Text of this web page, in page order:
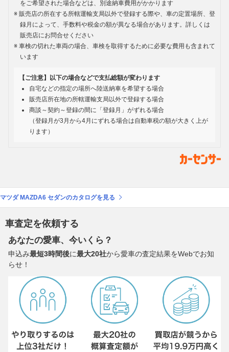
をご希望された場合などは、別途納車費用がかかります
販売店の所在する所轄運輸支局以外で登録する際や、車の定置場所、登
録月によって、手数料や税金の額が異なる場合があります。詳しくは
販売店にお問合せください
車検の切れた車両の場合、車検を取得するために必要な費用も含まれて
います
【ご注意】以下の場合などで支払総額が変わります
自宅などの指定の場所へ陸送納車を希望する場合
販売店所在地の所轄運輸支局以外で登録する場合
商談～契約～登録の間に「登録月」がずれる場合
（登録月が3月から4月にずれる場合は自動車税の額が大きく上が
ります）
マツダ MAZDA6 セダンのカタログを見る
車査定を依頼する
あなたの愛車、今いくら？
申込み最短3時間後に最大20社から愛車の査定結果をWebでお知
らせ！